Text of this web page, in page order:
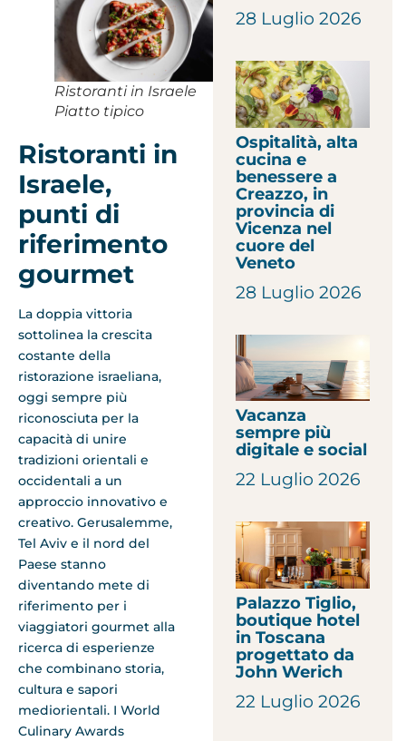
Ristoranti in Israele
Piatto tipico
Ristoranti in
Israele,
punti di
riferimento
gourmet
La doppia vittoria
sottolinea la crescita
costante della
ristorazione israeliana,
oggi sempre più
riconosciuta per la
capacità di unire
tradizioni orientali e
occidentali a un
approccio innovativo e
creativo. Gerusalemme,
Tel Aviv e il nord del
Paese stanno
diventando mete di
riferimento per i
viaggiatori gourmet alla
ricerca di esperienze
che combinano storia,
cultura e sapori
mediorientali. I World
Culinary Awards
28 Luglio 2026
Ospitalità, alta
cucina e
benessere a
Creazzo, in
provincia di
Vicenza nel
cuore del
Veneto
28 Luglio 2026
Vacanza
sempre più
digitale e social
22 Luglio 2026
Palazzo Tiglio,
boutique hotel
in Toscana
progettato da
John Werich
22 Luglio 2026